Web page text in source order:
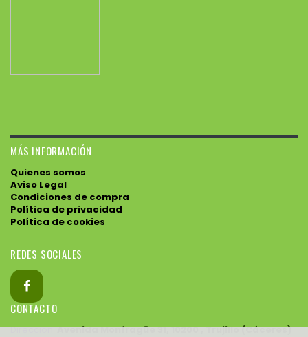
MÁS INFORMACIÓN
Quienes somos
Aviso Legal
Condiciones de compra
Política de privacidad
Política de cookies
REDES SOCIALES
CONTACTO
Direccion:Avenida Monfragüe 31, 10200 , Trujillo (Cáceres)